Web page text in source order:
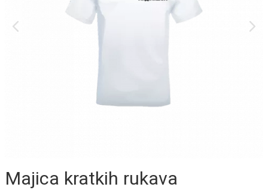
Majica kratkih rukava